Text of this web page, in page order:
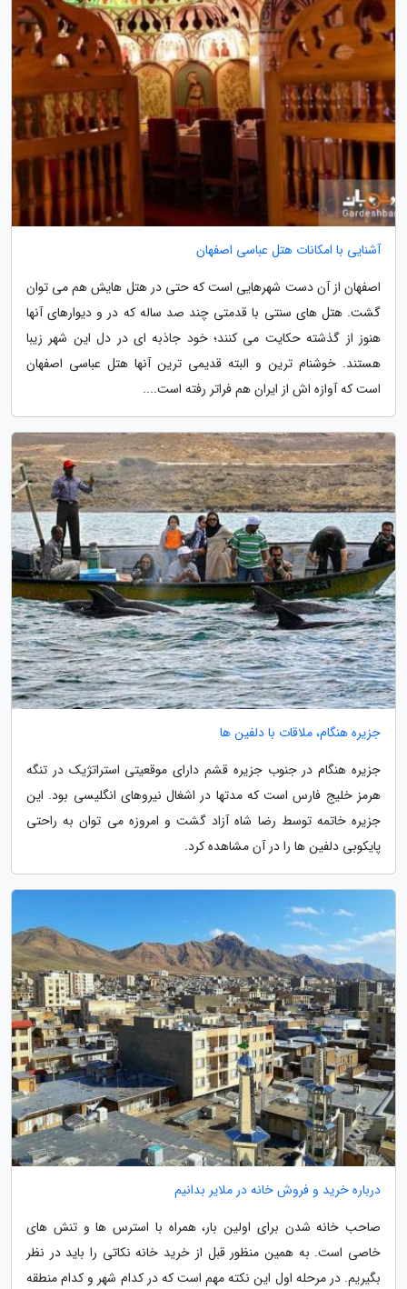
آشنایی با امکانات هتل عباسی اصفهان
اصفهان از آن دست شهرهایی است که حتی در هتل هایش هم می توان
گشت. هتل های سنتی با قدمتی چند صد ساله که در و دیوارهای آنها
هنوز از گذشته حکایت می کنند؛ خود جاذبه ای در دل این شهر زیبا
هستند. خوشنام ترین و البته قدیمی ترین آنها هتل عباسی اصفهان
است که آوازه اش از ایران هم فراتر رفته است....
جزیره هنگام، ملاقات با دلفین ها
جزیره هنگام در جنوب جزیره قشم دارای موقعیتی استراتژیک در تنگه
هرمز خلیج فارس است که مدتها در اشغال نیروهای انگلیسی بود. این
جزیره خاتمه توسط رضا شاه آزاد گشت و امروزه می توان به راحتی
پایکوبی دلفین ها را در آن مشاهده کرد.
درباره خرید و فروش خانه در ملایر بدانیم
صاحب خانه شدن برای اولین بار، همراه با استرس ها و تنش های
خاصی است. به همین منظور قبل از خرید خانه نکاتی را باید در نظر
بگیریم. در مرحله اول این نکته مهم است که در کدام شهر و کدام منطقه